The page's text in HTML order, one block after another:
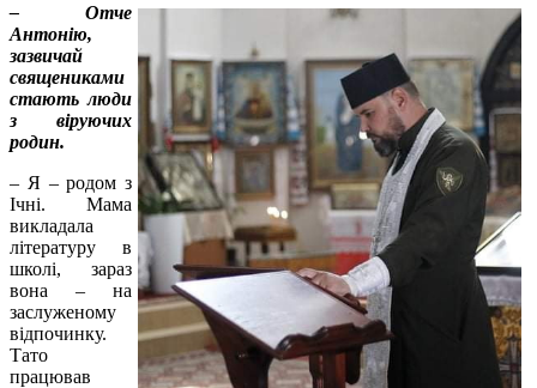
– Отче
Антонію,
зазвичай
священиками
стають люди
з віруючих
родин.
– Я – родом з
Ічні. Мама
викладала
літературу в
школі, зараз
вона – на
заслуженому
відпочинку.
Тато
працював